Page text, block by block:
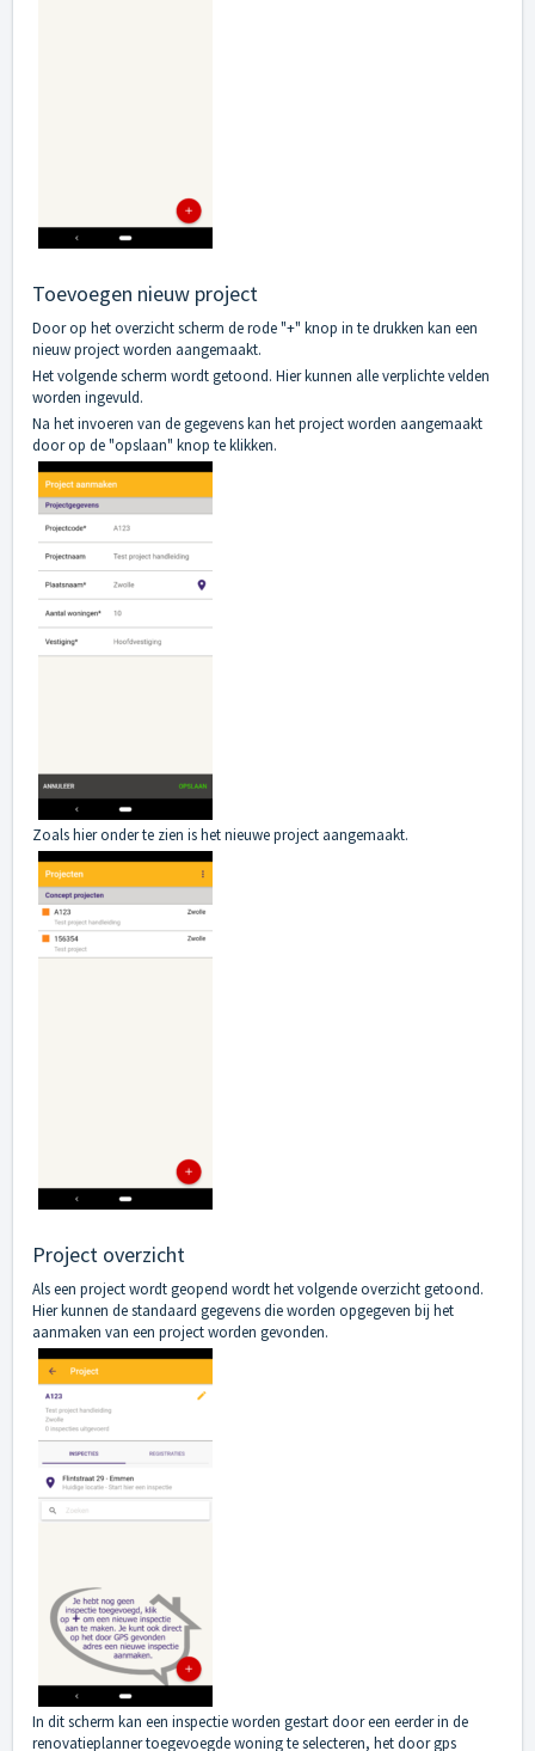
Toevoegen nieuw project
Door op het overzicht scherm de rode "+" knop in te drukken kan een
nieuw project worden aangemaakt.
Het volgende scherm wordt getoond. Hier kunnen alle verplichte velden
worden ingevuld.
Na het invoeren van de gegevens kan het project worden aangemaakt
door op de "opslaan" knop te klikken.
Zoals hier onder te zien is het nieuwe project aangemaakt.
Project overzicht
Als een project wordt geopend wordt het volgende overzicht getoond.
Hier kunnen de standaard gegevens die worden opgegeven bij het
aanmaken van een project worden gevonden.
In dit scherm kan een inspectie worden gestart door een eerder in de
renovatieplanner toegevoegde woning te selecteren, het door gps